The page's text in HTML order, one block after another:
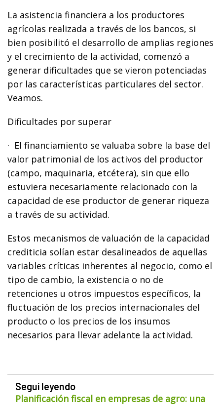
La asistencia financiera a los productores
agrícolas realizada a través de los bancos, si
bien posibilitó el desarrollo de amplias regiones
y el crecimiento de la actividad, comenzó a
generar dificultades que se vieron potenciadas
por las características particulares del sector.
Veamos.
Dificultades por superar
· El financiamiento se valuaba sobre la base del
valor patrimonial de los activos del productor
(campo, maquinaria, etcétera), sin que ello
estuviera necesariamente relacionado con la
capacidad de ese productor de generar riqueza
a través de su actividad.
Estos mecanismos de valuación de la capacidad
crediticia solían estar desalineados de aquellas
variables críticas inherentes al negocio, como el
tipo de cambio, la existencia o no de
retenciones u otros impuestos específicos, la
fluctuación de los precios internacionales del
producto o los precios de los insumos
necesarios para llevar adelante la actividad.
Seguí leyendo
Planificación fiscal en empresas de agro: una